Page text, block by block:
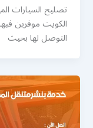
تصليح السيارات
الكويت موفرين
التوصل لها بحيث